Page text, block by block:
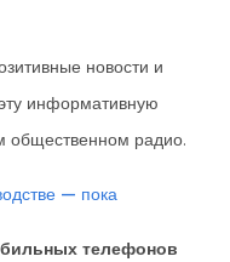
новости и
информативную
общественном радио.
— пока
телефонов